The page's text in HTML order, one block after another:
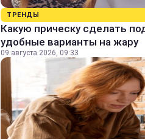
ТРЕНДЫ
Какую прическу сделать
удобные варианты на жару
09 августа 2026, 09:33